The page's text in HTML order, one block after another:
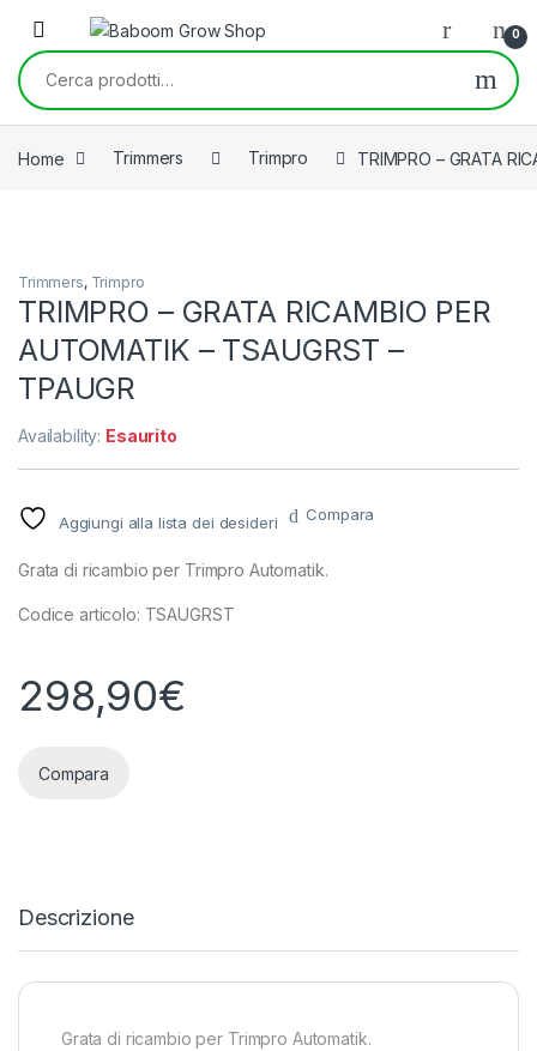
Skip to navigation
Skip to content
0
Cerca:
Home Trimmers Trimpro TRIMPRO – GRATA
Trimmers, Trimpro
TRIMPRO – GRATA RICAMBIO PER
AUTOMATIK – TSAUGRST –
TPAUGR
Availability: Esaurito
Aggiungi alla lista dei desideri Compara
Grata di ricambio per Trimpro Automatik.
Codice articolo: TSAUGRST
298,90€
Compara
Descrizione
Grata di ricambio per Trimpro Automatik.